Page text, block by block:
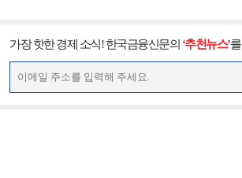
가장 핫한 경제 소식! 한국금융신문의 ‘추천뉴스’